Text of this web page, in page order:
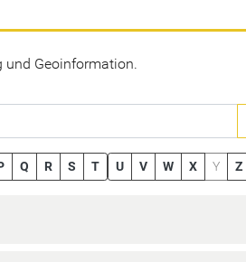
und Geoinformation.
Q R S T U V W X Y Z